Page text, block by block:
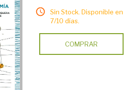
Sin Stock. Disponible en
7/10 días.
COMPRAR